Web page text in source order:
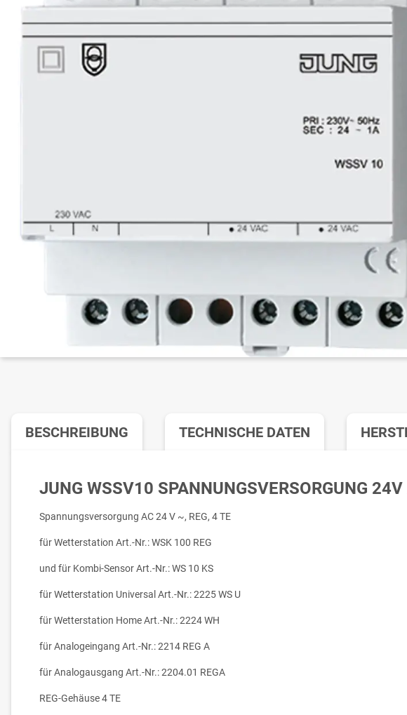
BESCHREIBUNG TECHNISCHE DATEN
JUNG WSSV10 SPANNUNGSVERSORGUNG 24V
Spannungsversorgung AC 24 V ~, REG, 4 TE
für Wetterstation Art.-Nr.: WSK 100 REG
und für Kombi-Sensor Art.-Nr.: WS 10 KS
für Wetterstation Universal Art.-Nr.: 2225 WS U
für Wetterstation Home Art.-Nr.: 2224 WH
für Analogeingang Art.-Nr.: 2214 REG A
für Analogausgang Art.-Nr.: 2204.01 REGA
REG-Gehäuse 4 TE